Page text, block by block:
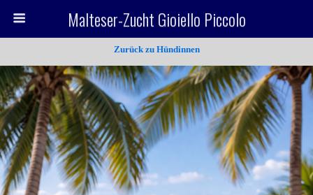
Malteser-Zucht Gioiello Piccolo
Zurück zu Hündinnen